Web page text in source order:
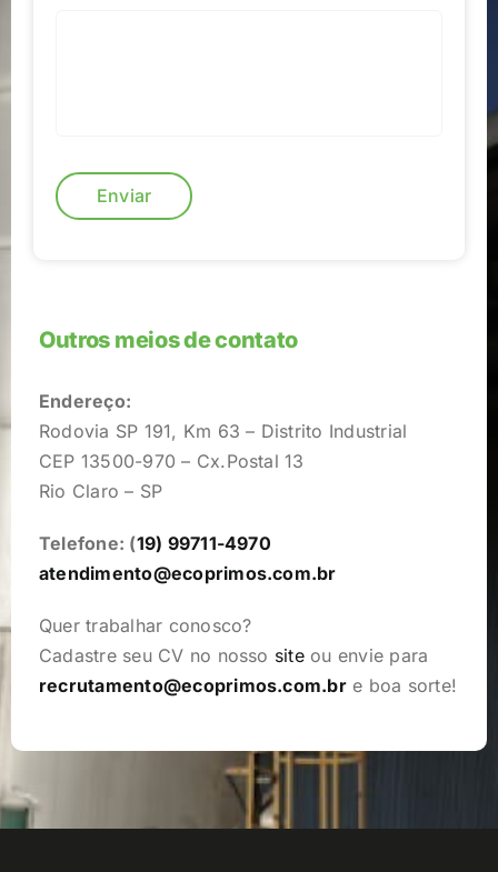
Outros meios de contato
Endereço:
Rodovia SP 191, Km 63 – Distrito Industrial
CEP 13500-970 – Cx.Postal 13
Rio Claro – SP
Telefone: (19) 99711-4970
atendimento@ecoprimos.com.br
Quer trabalhar conosco?
Cadastre seu CV no nosso siteou envie para
recrutamento@ecoprimos.com.bre boa sorte!
Enviar